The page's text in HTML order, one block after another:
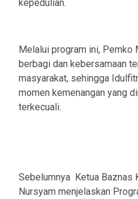
kepedulian.
Melalui program ini, Pemko
berbagi dan kebersamaan
masyarakat, sehingga
momen kemenangan yang
terkecuali.
Sebelumnya Ketua Baznas
Nursyam menjelaskan